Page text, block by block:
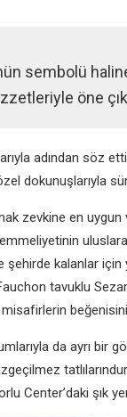
sembolü
öne
adından söz
dokunuşlarıyla
zevkine en
kalanlar için
tavuklu
da ayrı
Center’daki şık